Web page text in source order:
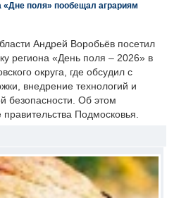
«Дне поля» пообещал аграриям
Андрей Воробьёв посетил
региона «День поля – 2026» в
округа, где обсудил с
внедрение технологий и
безопасности. Об этом
Подмосковья.